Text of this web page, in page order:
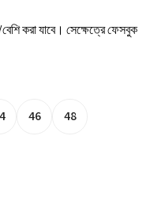
করা যাবে। সেক্ষেত্রে ফেসবুক
46 48